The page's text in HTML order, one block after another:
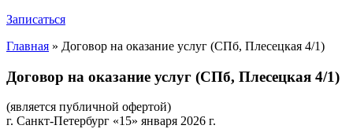
Записаться
Главная » Договор на оказание услуг (СПб, Плесецкая 4/1)
Договор на оказание услуг (СПб, Плесецкая 4/1)
(является публичной офертой)
г. Санкт-Петербург «15» января 2026 г.